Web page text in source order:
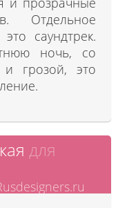
Отдельное
саундтрек.
ночь, со
и грозой, это
для